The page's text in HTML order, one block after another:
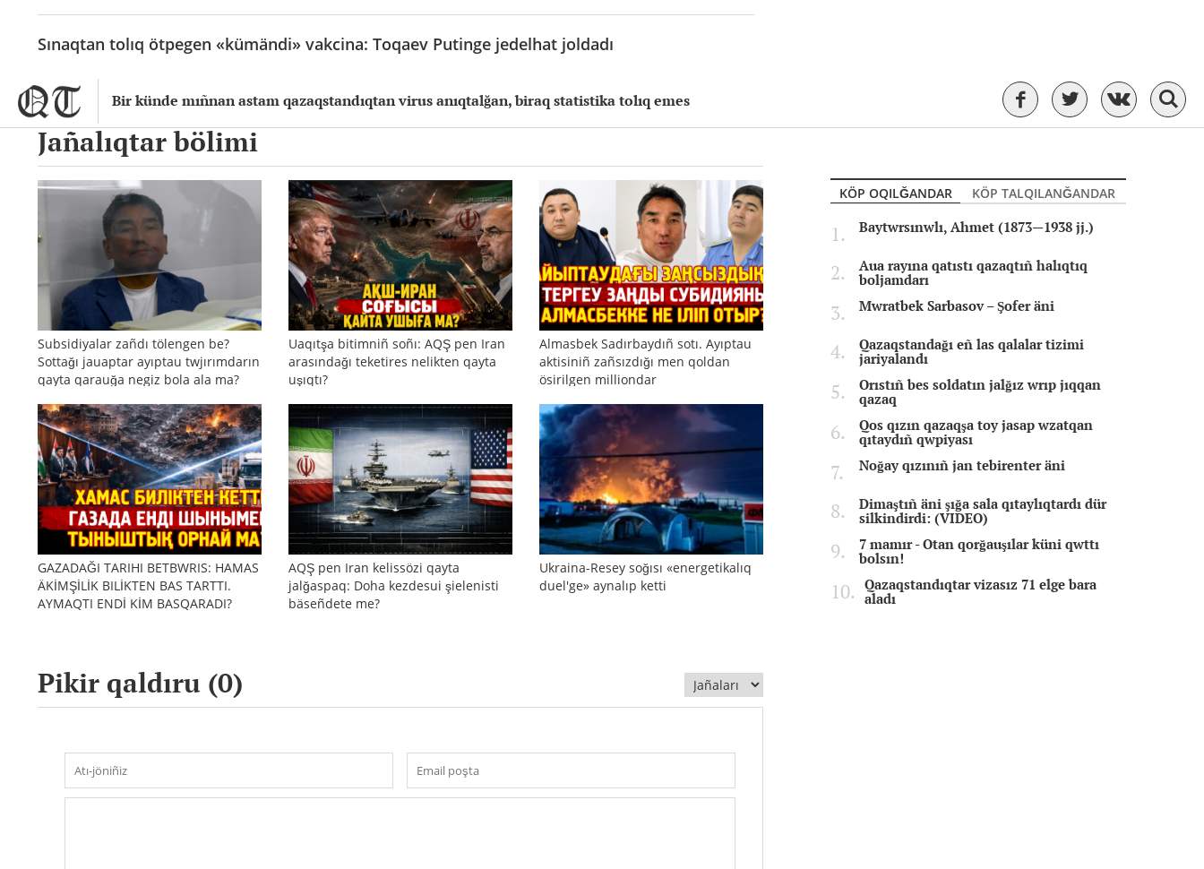
Bir künde mıñnan astam qazaqstandıqtan virus anıqtalğan, biraq statistika tolıq emes
Sınaqtan tolıq ötpegen «kümändi» vakcina: Toqaev Putinge jedelhat joldadı
Jañalıqtar bölimi
Subsidiyalar zañdı tölengen be?
Sottağı jauaptar ayıptau twjırımdarın
qayta qarauğa negiz bola ala ma?
Uaqıtşa bitimniñ soñı: AQŞ pen Iran
arasındağı teketires nelikten qayta
uşıqtı?
Almasbek Sadırbaydıñ sotı. Ayıptau
aktisiniñ zañsızdığı men qoldan
ösirilgen milliondar
GAZADAĞI TARIHI BETBWRIS: HAMAS
ÄKİMŞİLİK BILİKTEN BAS TARTTI.
AYMAQTI ENDİ KİM BASQARADI?
AQŞ pen Iran kelissözi qayta
jalğaspaq: Doha kezdesui şielenisti
bäseñdete me?
Ukraina-Resey soğısı «energetikalıq
duel'ge» aynalıp ketti
Pikir qaldıru (0)
KÖP OQILĞANDAR
KÖP TALQILANĞANDAR
Baytwrsınwlı, Ahmet (1873—1938 jj.)
Aua rayına qatıstı qazaqtıñ halıqtıq
boljamdarı
Mwratbek Sarbasov – Şofer äni
Qazaqstandağı eñ las qalalar tizimi
jariyalandı
Orıstıñ bes soldatın jalğız wrıp jıqqan
qazaq
Qos qızın qazaqşa toy jasap wzatqan
qıtaydıñ qwpiyası
Noğay qızınıñ jan tebirenter äni
Dimaştıñ äni şığa sala qıtaylıqtardı dür
silkindirdi: (VIDEO)
7 mamır - Otan qorğauşılar küni qwttı
bolsın!
Qazaqstandıqtar vizasız 71 elge bara
aladı